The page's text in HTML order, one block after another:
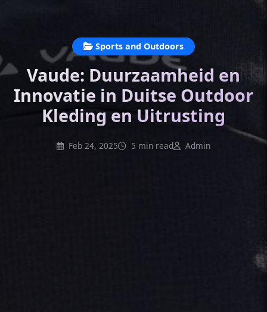
Sports and Outdoors
Vaude: Duurzaamheid en
Innovatie in Duitse Outdoor
Kleding en Uitrusting
Feb 24, 2025 5 min read Admin